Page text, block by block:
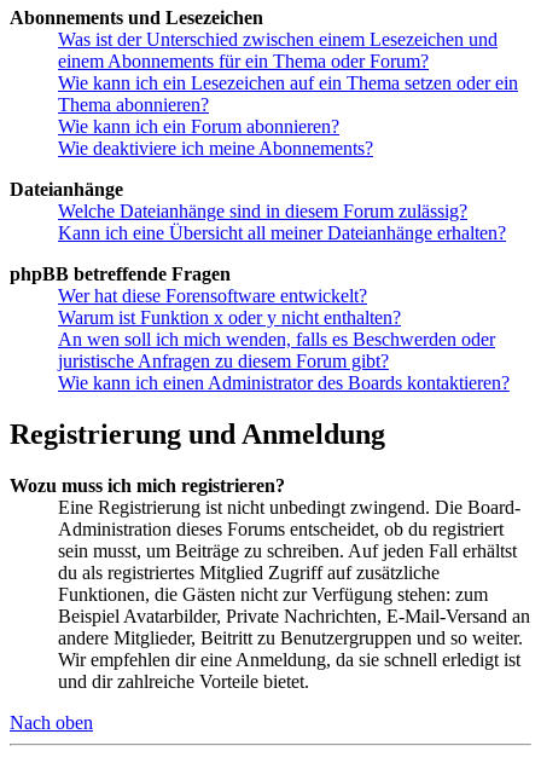
Abonnements und Lesezeichen
Was ist der Unterschied zwischen einem Lesezeichen und
einem Abonnements für ein Thema oder Forum?
Wie kann ich ein Lesezeichen auf ein Thema setzen oder ein
Thema abonnieren?
Wie kann ich ein Forum abonnieren?
Wie deaktiviere ich meine Abonnements?
Dateianhänge
Welche Dateianhänge sind in diesem Forum zulässig?
Kann ich eine Übersicht all meiner Dateianhänge erhalten?
phpBB betreffende Fragen
Wer hat diese Forensoftware entwickelt?
Warum ist Funktion x oder y nicht enthalten?
An wen soll ich mich wenden, falls es Beschwerden oder
juristische Anfragen zu diesem Forum gibt?
Wie kann ich einen Administrator des Boards kontaktieren?
Registrierung und Anmeldung
Wozu muss ich mich registrieren?
Eine Registrierung ist nicht unbedingt zwingend. Die Board-
Administration dieses Forums entscheidet, ob du registriert
sein musst, um Beiträge zu schreiben. Auf jeden Fall erhältst
du als registriertes Mitglied Zugriff auf zusätzliche
Funktionen, die Gästen nicht zur Verfügung stehen: zum
Beispiel Avatarbilder, Private Nachrichten, E-Mail-Versand an
andere Mitglieder, Beitritt zu Benutzergruppen und so weiter.
Wir empfehlen dir eine Anmeldung, da sie schnell erledigt ist
und dir zahlreiche Vorteile bietet.
Nach oben